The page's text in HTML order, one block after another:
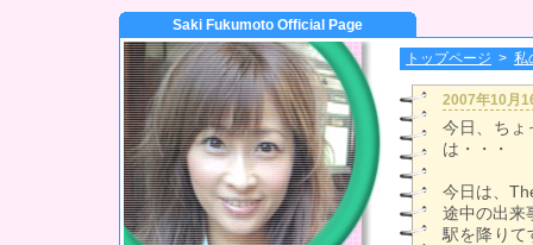
Saki Fukumoto Official Page
トップページ > 私
2007年10月
今日、ちょ
は・・・
今日は、
途中の出来
駅を降りて